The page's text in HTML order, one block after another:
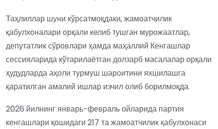
Таҳлиллар шуни кўрсатмоқдаки, жамоатчилик
қабулхоналари орқали келиб тушган мурожаатлар,
депутатлик сўровлари ҳамда маҳаллий Кенгашлар
сессияларида кўтарилаётган долзарб масалалар орқали
ҳудудларда аҳоли турмуш шароитини яхшилашга
қаратилган амалий ишлар изчил олиб борилмоқда.
2026 йилнинг январь-февраль ойларида партия
кенгашлари қошидаги 217 та жамоатчилик қабулхонаси